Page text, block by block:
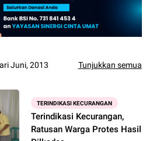
Juni, 2013 Tunjukkan semua
TERINDIKASI KECURANGAN
Terindikasi Kecurangan,
Ratusan Warga Protes Hasil